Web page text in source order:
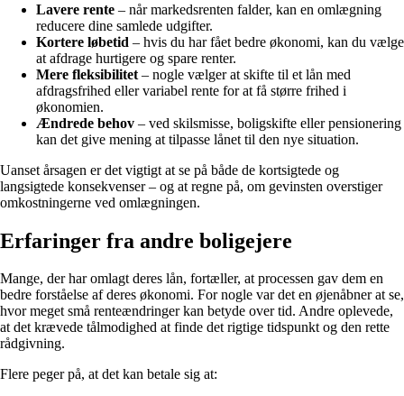
Lavere rente – når markedsrenten falder, kan en omlægning
reducere dine samlede udgifter.
Kortere løbetid – hvis du har fået bedre økonomi, kan du vælge
at afdrage hurtigere og spare renter.
Mere fleksibilitet – nogle vælger at skifte til et lån med
afdragsfrihed eller variabel rente for at få større frihed i
økonomien.
Ændrede behov – ved skilsmisse, boligskifte eller pensionering
kan det give mening at tilpasse lånet til den nye situation.
Uanset årsagen er det vigtigt at se på både de kortsigtede og
langsigtede konsekvenser – og at regne på, om gevinsten overstiger
omkostningerne ved omlægningen.
Erfaringer fra andre boligejere
Mange, der har omlagt deres lån, fortæller, at processen gav dem en
bedre forståelse af deres økonomi. For nogle var det en øjenåbner at se,
hvor meget små renteændringer kan betyde over tid. Andre oplevede,
at det krævede tålmodighed at finde det rigtige tidspunkt og den rette
rådgivning.
Flere peger på, at det kan betale sig at: